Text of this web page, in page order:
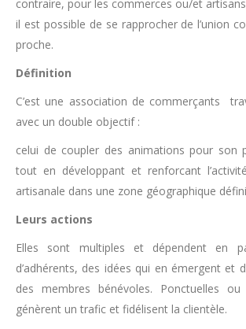
contraire, pour les commerces ou/et
il est possible de se rapprocher de l’union
proche.
Définition
C’est une association de commerçants
avec un double objectif :
celui de coupler des animations pour son
tout en développant et renforcant
artisanale dans une zone géographique
Leurs actions
Elles sont multiples et dépendent en
d’adhérents, des idées qui en émergent et
des membres bénévoles. Ponctuelles ou
génèrent un trafic et fidélisent la clientèle.